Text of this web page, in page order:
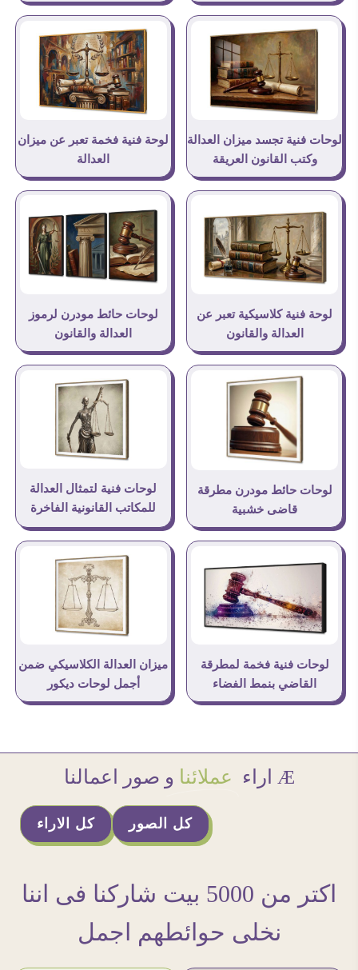
لوحات فنية تجسد ميزان العدالة
وكتب القانون العريقة
لوحة فنية فخمة تعبر عن ميزان
العدالة
لوحة فنية كلاسيكية تعبر عن
العدالة والقانون
لوحات حائط مودرن لرموز
العدالة والقانون
لوحات حائط مودرن مطرقة
قاضى خشبية
لوحات فنية لتمثال العدالة
للمكاتب القانونية الفاخرة
لوحات فنية فخمة لمطرقة
القاضي بنمط الفضاء
ميزان العدالة الكلاسيكي ضمن
أجمل لوحات ديكور
Æ اراء عملائنا و صور اعمالنا
كل الاراء كل الصور
اكتر من 5000 بيت شاركنا فى اننا
نخلى حوائطهم اجمل